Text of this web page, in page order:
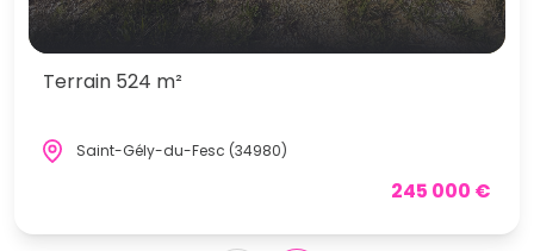
Terrain 524 m²
Saint-Gély-du-Fesc (34980)
245 000 €